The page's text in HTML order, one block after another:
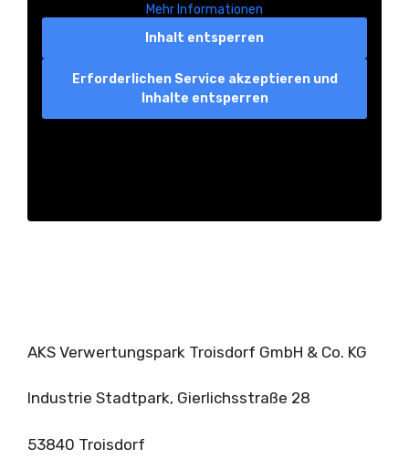
Mehr Informationen
Inhalt entsperren
Erforderlichen Service akzeptieren und
Inhalte entsperren
AKS Verwertungspark Troisdorf GmbH & Co. KG
Industrie Stadtpark, Gierlichsstraße 28
53840 Troisdorf